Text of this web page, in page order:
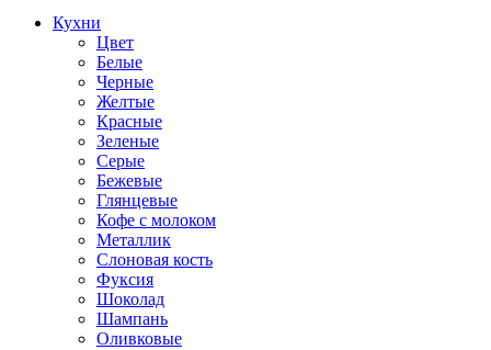
Кухни
Цвет
Белые
Черные
Желтые
Красные
Зеленые
Серые
Бежевые
Глянцевые
Кофе с молоком
Металлик
Слоновая кость
Фуксия
Шоколад
Шампань
Оливковые